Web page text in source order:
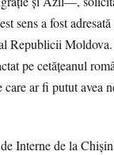
sens a fost
Republicii
pe cetățeanul
care ar fi putut avea
Interne de la